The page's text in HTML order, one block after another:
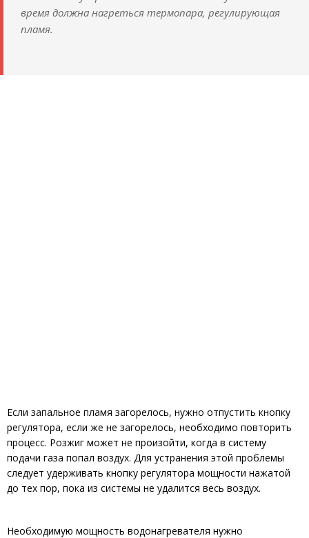
время должна нагреться термопара, регулирующая
пламя.
Если запальное пламя загорелось, нужно отпустить кнопку
регулятора, если же не загорелось, необходимо повторить
процесс. Розжиг может не произойти, когда в систему
подачи газа попал воздух. Для устранения этой проблемы
следует удерживать кнопку регулятора мощности нажатой
до тех пор, пока из системы не удалится весь воздух.
Необходимую мощность водонагревателя нужно